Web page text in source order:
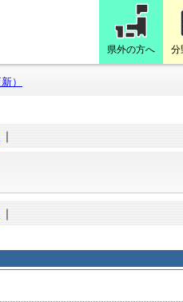
県外の方へ 分
）
｜
｜